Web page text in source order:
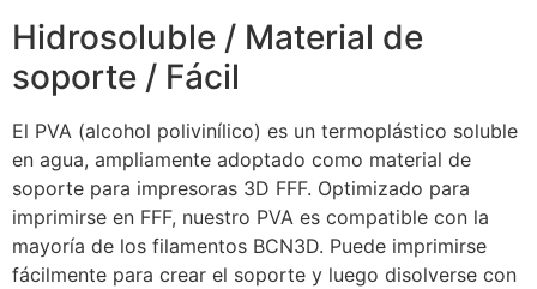
Hidrosoluble / Material de
soporte / Fácil
El PVA (alcohol polivinílico) es un termoplástico soluble
en agua, ampliamente adoptado como material de
soporte para impresoras 3D FFF. Optimizado para
imprimirse en FFF, nuestro PVA es compatible con la
mayoría de los filamentos BCN3D. Puede imprimirse
fácilmente para crear el soporte y luego disolverse con